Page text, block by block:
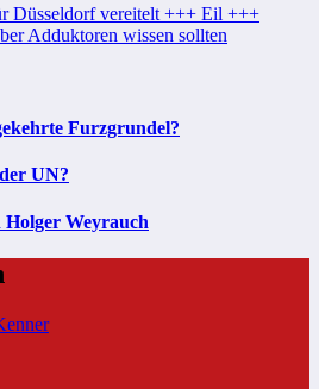
Düsseldorf vereitelt +++ Eil +++
Adduktoren wissen sollten
Furzgrundel?
UN?
Holger Weyrauch